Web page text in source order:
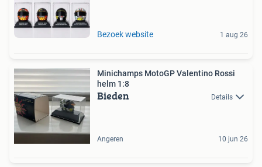
Bezoek website 1 aug 26
Minichamps MotoGP Valentino Rossi
helm 1:8
Bieden Details
Angeren 10 jun 26